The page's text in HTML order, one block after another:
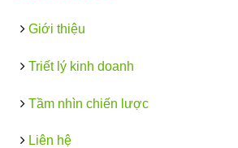
Giới thiệu
Triết lý kinh doanh
Tầm nhìn chiến lược
Liên hệ